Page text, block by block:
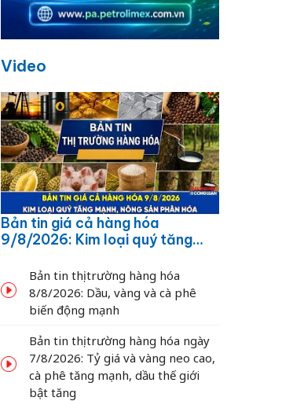
Video
Bản tin giá cả hàng hóa
9/8/2026: Kim loại quý tăng
Bản tin thị trường hàng hóa
8/8/2026: Dầu, vàng và cà phê
biến động mạnh
Bản tin thị trường hàng hóa ngày
7/8/2026: Tỷ giá và vàng neo cao,
cà phê tăng mạnh, dầu thế giới
bật tăng